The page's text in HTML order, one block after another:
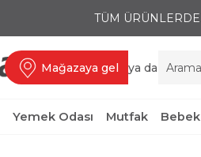
TÜM
Mağazaya gel ya da
Yemek Odası Mutfak